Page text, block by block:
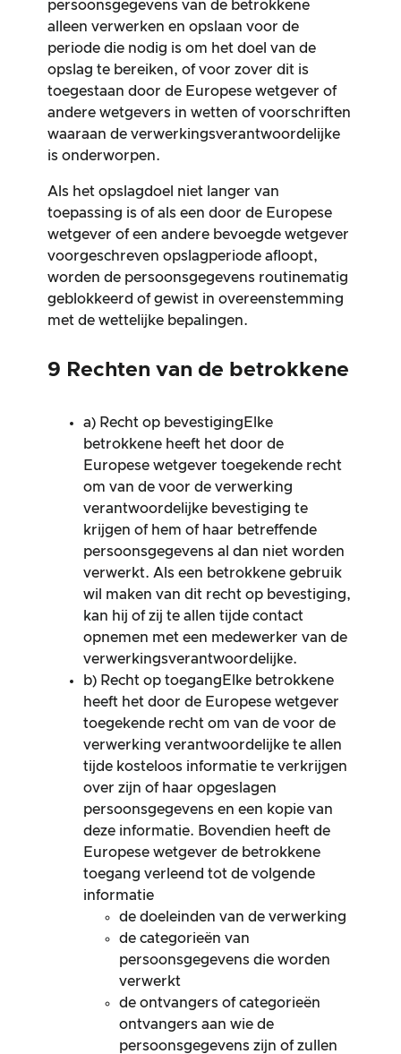
persoonsgegevens van de betrokkene
alleen verwerken en opslaan voor de
periode die nodig is om het doel van de
opslag te bereiken, of voor zover dit is
toegestaan door de Europese wetgever of
andere wetgevers in wetten of voorschriften
waaraan de verwerkingsverantwoordelijke
is onderworpen.
Als het opslagdoel niet langer van
toepassing is of als een door de Europese
wetgever of een andere bevoegde wetgever
voorgeschreven opslagperiode afloopt,
worden de persoonsgegevens routinematig
geblokkeerd of gewist in overeenstemming
met de wettelijke bepalingen.
9 Rechten van de betrokkene
a) Recht op bevestigingElke
betrokkene heeft het door de
Europese wetgever toegekende recht
om van de voor de verwerking
verantwoordelijke bevestiging te
krijgen of hem of haar betreffende
persoonsgegevens al dan niet worden
verwerkt. Als een betrokkene gebruik
wil maken van dit recht op bevestiging,
kan hij of zij te allen tijde contact
opnemen met een medewerker van de
verwerkingsverantwoordelijke.
b) Recht op toegangElke betrokkene
heeft het door de Europese wetgever
toegekende recht om van de voor de
verwerking verantwoordelijke te allen
tijde kosteloos informatie te verkrijgen
over zijn of haar opgeslagen
persoonsgegevens en een kopie van
deze informatie. Bovendien heeft de
Europese wetgever de betrokkene
toegang verleend tot de volgende
informatie
de doeleinden van de verwerking
de categorieën van
persoonsgegevens die worden
verwerkt
de ontvangers of categorieën
ontvangers aan wie de
persoonsgegevens zijn of zullen